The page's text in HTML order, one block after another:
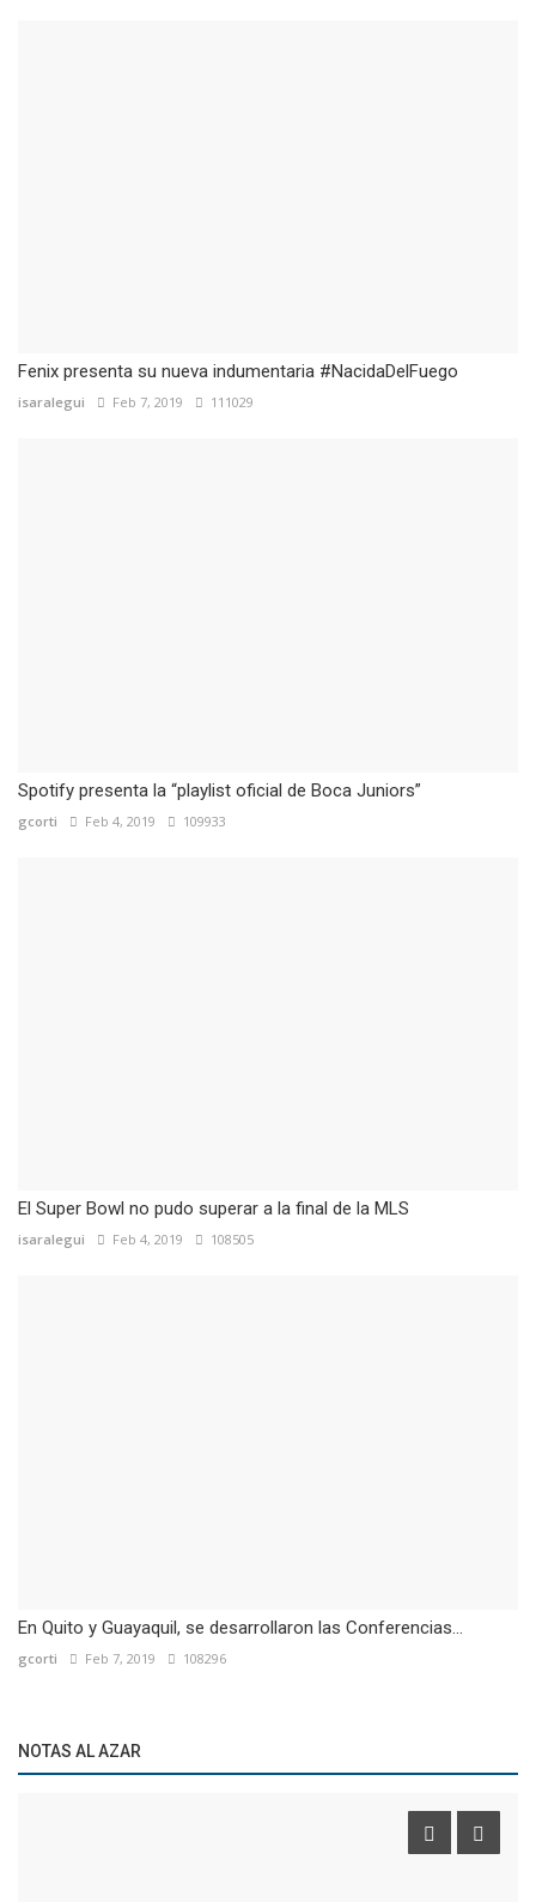
Fenix presenta su nueva indumentaria #NacidaDelFuego
isaralegui Feb 7, 2019 111029
Spotify presenta la “playlist oficial de Boca Juniors”
gcorti Feb 4, 2019 109933
El Super Bowl no pudo superar a la final de la MLS
isaralegui Feb 4, 2019 108505
En Quito y Guayaquil, se desarrollaron las Conferencias...
gcorti Feb 7, 2019 108296
NOTAS AL AZAR